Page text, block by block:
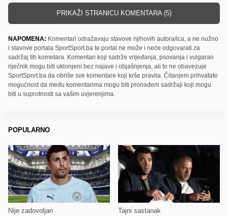
PRIKAŽI STRANICU KOMENTARA (5)
NAPOMENA: Komentari odražavaju stavove njihovih autora/ica, a ne nužno
i stavove portala SportSport.ba te portal ne može i neće odgovarati za
sadržaj tih kometara. Komentari koji sadrže vrijeđanja, psovanja i vulgaran
riječnik mogu biti uklonjeni bez najave i objašnjenja, ali to ne obavezuje
SportSport.ba da obriše sve komentare koji krše pravila. Čitanjem prihvatate
mogućnost da među komentarima mogu biti pronađeni sadržaji koji mogu
biti u suprotnosti sa vašim uvjerenjima.
POPULARNO
Nije zadovoljan Tajni sastanak